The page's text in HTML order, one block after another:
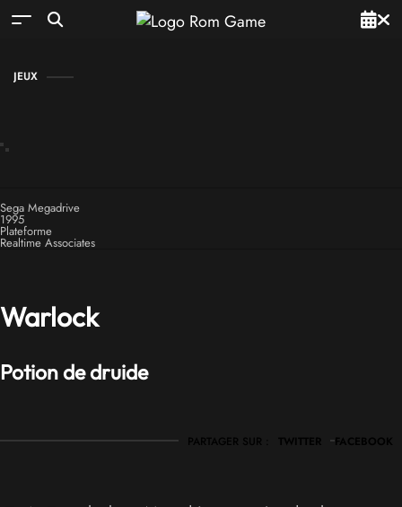
JEUX
Sega Megadrive
1995
Plateforme
Realtime Associates
Warlock
Potion de druide
PARTAGER SUR : TWITTER FACEBOOK